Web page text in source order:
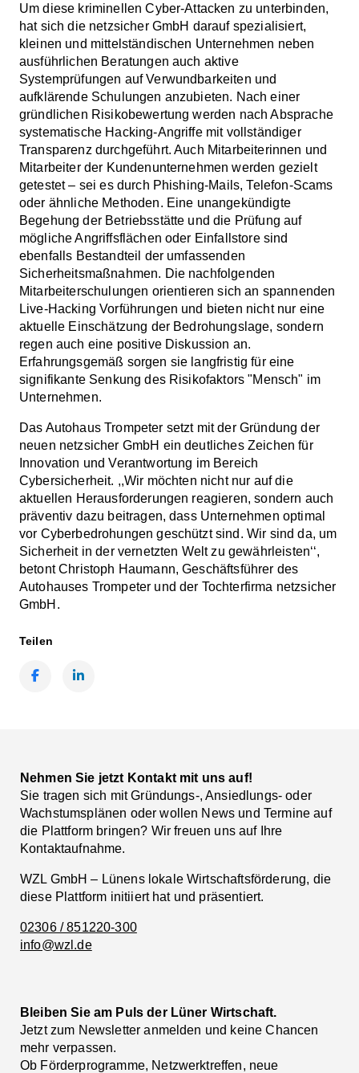
Um diese kriminellen Cyber-Attacken zu unterbinden,
hat sich die netzsicher GmbH darauf spezialisiert,
kleinen und mittelständischen Unternehmen neben
ausführlichen Beratungen auch aktive
Systemprüfungen auf Verwundbarkeiten und
aufklärende Schulungen anzubieten. Nach einer
gründlichen Risikobewertung werden nach Absprache
systematische Hacking-Angriffe mit vollständiger
Transparenz durchgeführt. Auch Mitarbeiterinnen und
Mitarbeiter der Kundenunternehmen werden gezielt
getestet – sei es durch Phishing-Mails, Telefon-Scams
oder ähnliche Methoden. Eine unangekündigte
Begehung der Betriebsstätte und die Prüfung auf
mögliche Angriffsflächen oder Einfallstore sind
ebenfalls Bestandteil der umfassenden
Sicherheitsmaßnahmen. Die nachfolgenden
Mitarbeiterschulungen orientieren sich an spannenden
Live-Hacking Vorführungen und bieten nicht nur eine
aktuelle Einschätzung der Bedrohungslage, sondern
regen auch eine positive Diskussion an.
Erfahrungsgemäß sorgen sie langfristig für eine
signifikante Senkung des Risikofaktors "Mensch" im
Unternehmen.
Das Autohaus Trompeter setzt mit der Gründung der
neuen netzsicher GmbH ein deutliches Zeichen für
Innovation und Verantwortung im Bereich
Cybersicherheit. ,,Wir möchten nicht nur auf die
aktuellen Herausforderungen reagieren, sondern auch
präventiv dazu beitragen, dass Unternehmen optimal
vor Cyberbedrohungen geschützt sind. Wir sind da, um
Sicherheit in der vernetzten Welt zu gewährleisten‘‘,
betont Christoph Haumann, Geschäftsführer des
Autohauses Trompeter und der Tochterfirma netzsicher
GmbH.
Teilen
Nehmen Sie jetzt Kontakt mit uns auf!
Sie tragen sich mit Gründungs-, Ansiedlungs- oder
Wachstumsplänen oder wollen News und Termine auf
die Plattform bringen? Wir freuen uns auf Ihre
Kontaktaufnahme.
WZL GmbH – Lünens lokale Wirtschaftsförderung, die
diese Plattform initiiert hat und präsentiert.
02306 / 851220-300
info@wzl.de
Bleiben Sie am Puls der Lüner Wirtschaft.
Jetzt zum Newsletter anmelden und keine Chancen
mehr verpassen.
Ob Förderprogramme, Netzwerktreffen, neue